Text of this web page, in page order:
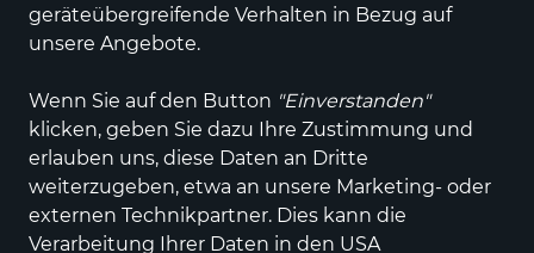
geräteübergreifende Verhalten in Bezug auf
unsere Angebote.
Wenn Sie auf den Button "Einverstanden"
klicken, geben Sie dazu Ihre Zustimmung und
erlauben uns, diese Daten an Dritte
weiterzugeben, etwa an unsere Marketing- oder
externen Technikpartner. Dies kann die
Verarbeitung Ihrer Daten in den USA
coocazoo